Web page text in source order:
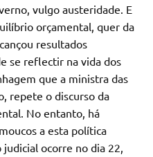
vulgo austeridade. E
orçamental, quer da
resultados
se reflectir na vida dos
que a ministra das
repete o discurso da
No entanto, há
a esta política
ocorre no dia 22,